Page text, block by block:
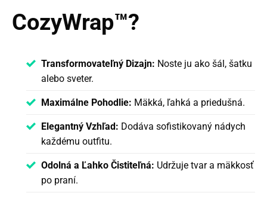
CozyWrap™?
Transformovateľný Dizajn: Noste ju ako šál, šatku
alebo sveter.
Maximálne Pohodlie: Mäkká, ľahká a priedušná.
Elegantný Vzhľad: Dodáva sofistikovaný nádych
každému outfitu.
Odolná a Ľahko Čistiteľná: Udržuje tvar a mäkkosť
po praní.